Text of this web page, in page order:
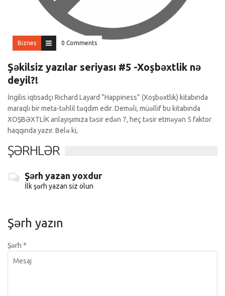
Biznes 0 Comments
Şəkilsiz yazılar seriyası #5 -Xoşbəxtlik nə
deyil?!
İngilis iqtisadçı Richard Layard “Happiness” (Xoşbəxtlik) kitabında
maraqlı bir meta-təhlil təqdim edir. Deməli, müəllif bu kitabında
XOŞBƏXTLİK anlayışımıza təsir edən 7, heç təsir etməyən 5 faktor
haqqında yazır. Belə ki,
ŞƏRHLƏR
Şərh yazan yoxdur
İlk şərh yazan siz olun
Şərh yazın
Şərh *